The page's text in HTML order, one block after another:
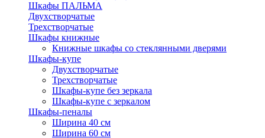
Шкафы ПАЛЬМА
Двухстворчатые
Трехстворчатые
Шкафы книжные
Книжные шкафы со стеклянными дверями
Шкафы-купе
Двухстворчатые
Трехстворчатые
Шкафы-купе без зеркала
Шкафы-купе с зеркалом
Шкафы-пеналы
Ширина 40 см
Ширина 60 см